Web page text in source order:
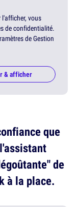
vous
de confidentialité.
de Gestion
& afficher
que
de
à la place.